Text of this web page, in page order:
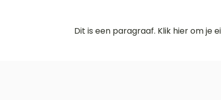
Dit is een paragraaf. Klik hier om je